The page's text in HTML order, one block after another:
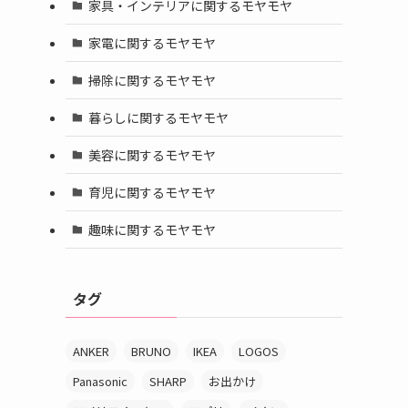
家具・インテリアに関するモヤモヤ
家電に関するモヤモヤ
掃除に関するモヤモヤ
暮らしに関するモヤモヤ
美容に関するモヤモヤ
育児に関するモヤモヤ
趣味に関するモヤモヤ
タグ
ANKER BRUNO IKEA
LOGOS
Panasonic
SHARP
お出かけ